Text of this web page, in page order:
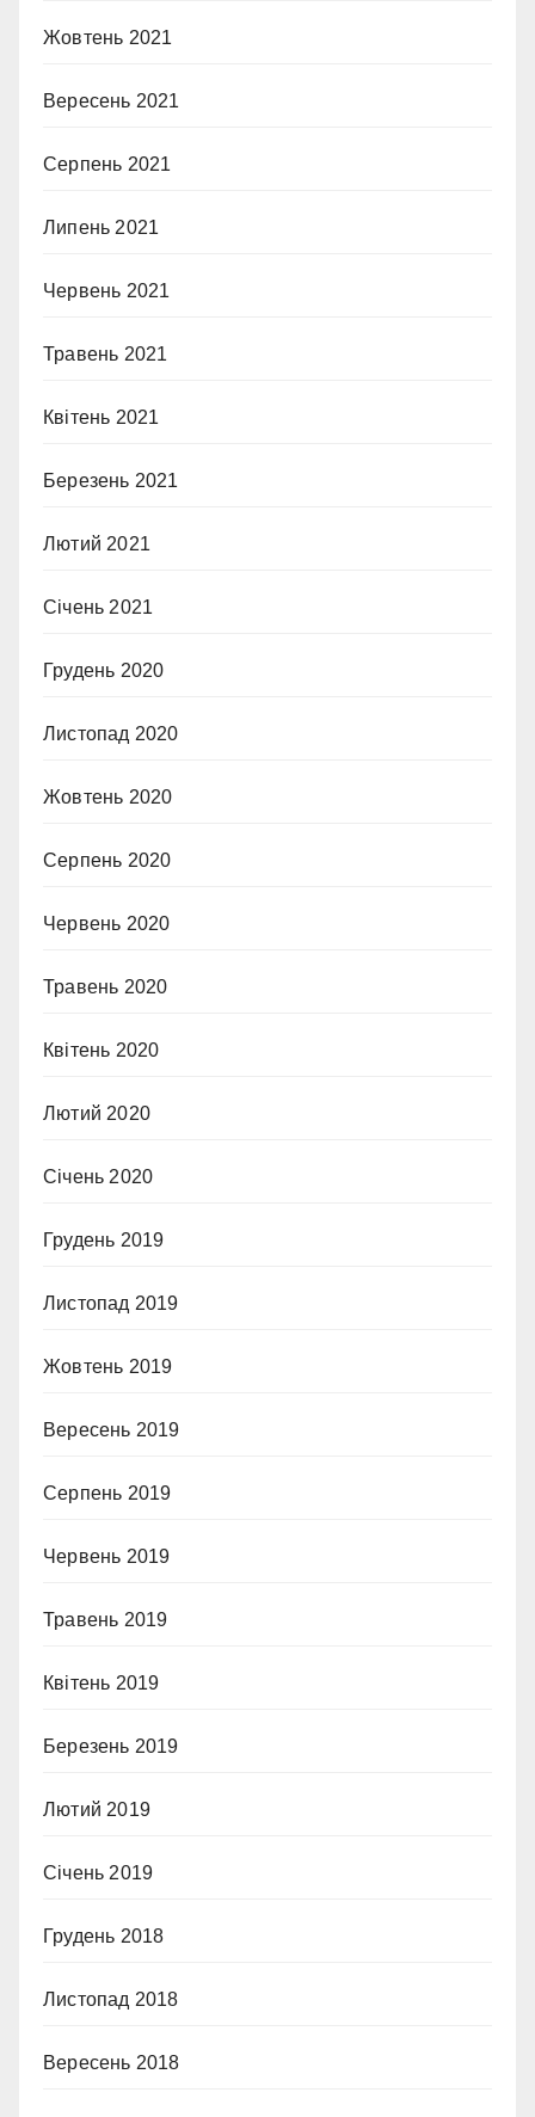
Жовтень 2021
Вересень 2021
Серпень 2021
Липень 2021
Червень 2021
Травень 2021
Квітень 2021
Березень 2021
Лютий 2021
Січень 2021
Грудень 2020
Листопад 2020
Жовтень 2020
Серпень 2020
Червень 2020
Травень 2020
Квітень 2020
Лютий 2020
Січень 2020
Грудень 2019
Листопад 2019
Жовтень 2019
Вересень 2019
Серпень 2019
Червень 2019
Травень 2019
Квітень 2019
Березень 2019
Лютий 2019
Січень 2019
Грудень 2018
Листопад 2018
Вересень 2018